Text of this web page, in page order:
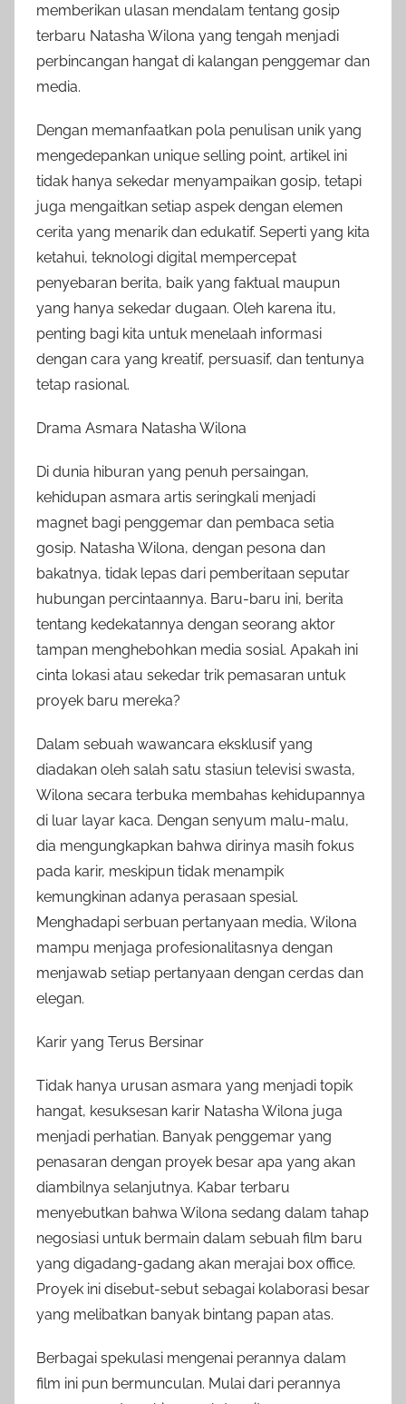
memberikan ulasan mendalam tentang gosip
terbaru Natasha Wilona yang tengah menjadi
perbincangan hangat di kalangan penggemar dan
media.
Dengan memanfaatkan pola penulisan unik yang
mengedepankan unique selling point, artikel ini
tidak hanya sekedar menyampaikan gosip, tetapi
juga mengaitkan setiap aspek dengan elemen
cerita yang menarik dan edukatif. Seperti yang kita
ketahui, teknologi digital mempercepat
penyebaran berita, baik yang faktual maupun
yang hanya sekedar dugaan. Oleh karena itu,
penting bagi kita untuk menelaah informasi
dengan cara yang kreatif, persuasif, dan tentunya
tetap rasional.
Drama Asmara Natasha Wilona
Di dunia hiburan yang penuh persaingan,
kehidupan asmara artis seringkali menjadi
magnet bagi penggemar dan pembaca setia
gosip. Natasha Wilona, dengan pesona dan
bakatnya, tidak lepas dari pemberitaan seputar
hubungan percintaannya. Baru-baru ini, berita
tentang kedekatannya dengan seorang aktor
tampan menghebohkan media sosial. Apakah ini
cinta lokasi atau sekedar trik pemasaran untuk
proyek baru mereka?
Dalam sebuah wawancara eksklusif yang
diadakan oleh salah satu stasiun televisi swasta,
Wilona secara terbuka membahas kehidupannya
di luar layar kaca. Dengan senyum malu-malu,
dia mengungkapkan bahwa dirinya masih fokus
pada karir, meskipun tidak menampik
kemungkinan adanya perasaan spesial.
Menghadapi serbuan pertanyaan media, Wilona
mampu menjaga profesionalitasnya dengan
menjawab setiap pertanyaan dengan cerdas dan
elegan.
Karir yang Terus Bersinar
Tidak hanya urusan asmara yang menjadi topik
hangat, kesuksesan karir Natasha Wilona juga
menjadi perhatian. Banyak penggemar yang
penasaran dengan proyek besar apa yang akan
diambilnya selanjutnya. Kabar terbaru
menyebutkan bahwa Wilona sedang dalam tahap
negosiasi untuk bermain dalam sebuah film baru
yang digadang-gadang akan merajai box office.
Proyek ini disebut-sebut sebagai kolaborasi besar
yang melibatkan banyak bintang papan atas.
Berbagai spekulasi mengenai perannya dalam
film ini pun bermunculan. Mulai dari perannya